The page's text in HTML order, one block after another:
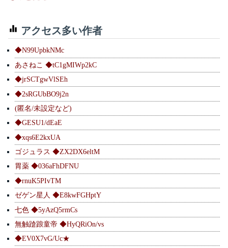
アクセス多い作者
◆N99UpbkNMc
あさねこ ◆tC1gMIWp2kC
◆jrSCTgwVlSEh
◆2sRGUbBO9j2n
(匿名/未設定など)
◆GESU1/dEaE
◆xqs6E2kxUA
ゴジュラス ◆ZX2DX6eltM
胃薬 ◆036aFhDFNU
◆rnuK5PIvTM
ゼゲン星人 ◆E8kwFGHptY
七色 ◆5yAzQ5rmCs
無触蹌踉童帝 ◆HyQRiOn/vs
◆EV0X7vG/Uc★